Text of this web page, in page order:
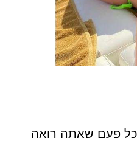
בכל פעם שאתה רואה